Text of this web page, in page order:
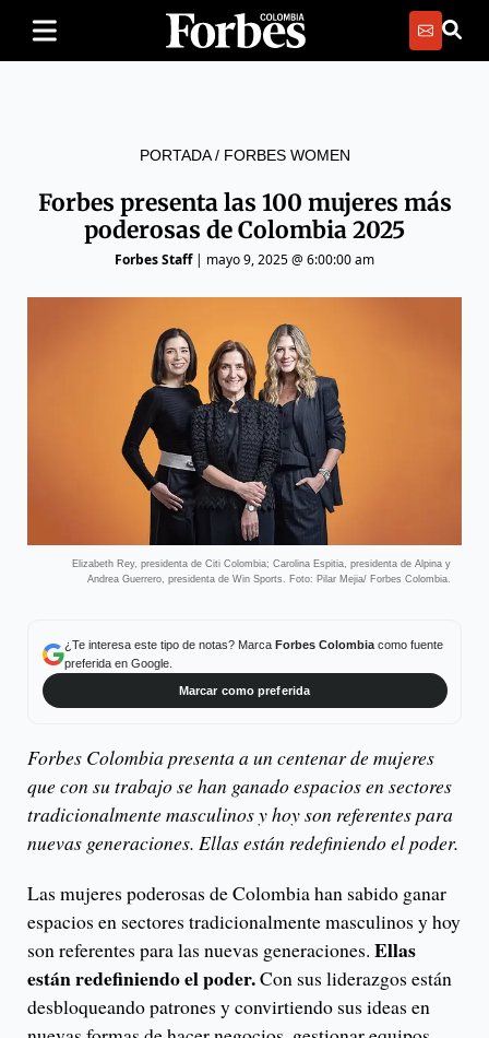
PORTADA/ FORBES WOMEN
Forbes presenta las 100 mujeres más
poderosas de Colombia 2025
Forbes Staff| mayo 9, 2025 @ 6:00:00 am
Elizabeth Rey, presidenta de Citi Colombia; Carolina Espitia, presidenta de Alpina y
Andrea Guerrero, presidenta de Win Sports. Foto: Pilar Mejia/ Forbes Colombia.
¿Te interesa este tipo de notas? Marca Forbes Colombiacomo fuente
preferida en Google.
Marcar como preferida
Forbes Colombia presenta a un centenar de mujeres
que con su trabajo se han ganado espacios en sectores
tradicionalmente masculinos y hoy son referentes para
nuevas generaciones. Ellas están redefiniendo el poder.
Las mujeres poderosas de Colombia han sabido ganar
espacios en sectores tradicionalmente masculinos y hoy
son referentes para las nuevas generaciones. Ellas
están redefiniendo el poder.Con sus liderazgos están
desbloqueando patrones y convirtiendo sus ideas en